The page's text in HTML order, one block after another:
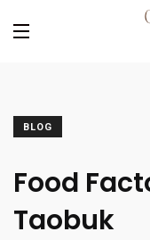
BLOG
Food
Taobuk